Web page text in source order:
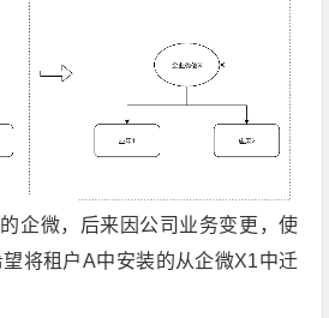
企微，后来因公司业务变更，使
将租户A中安装的从企微X1中迁